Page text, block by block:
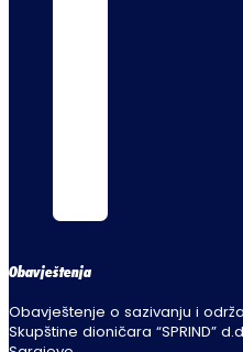
Obavještenja
Obavještenje o sazivanju i
Skupštine dioničara “SPRIND”